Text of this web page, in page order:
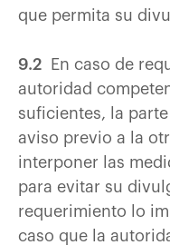
que permita su
9.2
En caso de
autoridad
suficientes, la
aviso previo a la
interponer las
para evitar su
requerimiento lo
caso que la